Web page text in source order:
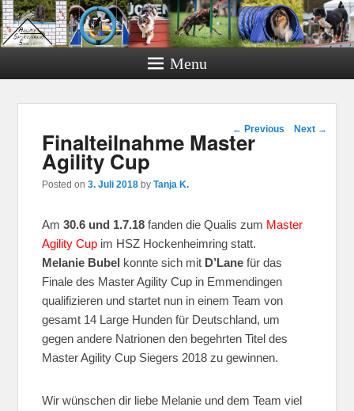
Menu
Post navigation
← Previous Next →
Finalteilnahme Master
Agility Cup
Posted on3. Juli 2018 byTanja K.
Am 30.6 und 1.7.18 fanden die Qualis zum Master
Agility Cup im HSZ Hockenheimring statt.
Melanie Bubel konnte sich mit D’Lane für das
Finale des Master Agility Cup in Emmendingen
qualifizieren und startet nun in einem Team von
gesamt 14 Large Hunden für Deutschland, um
gegen andere Natrionen den begehrten Titel des
Master Agility Cup Siegers 2018 zu gewinnen.
Wir wünschen dir liebe Melanie und dem Team viel